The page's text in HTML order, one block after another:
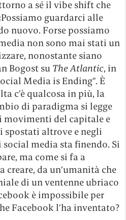
a sé il vibe shift che
guardarci alle
nuovo. Forse possiamo
non sono mai stati un
nonostante siano
Bogost su The Atlantic, in
Media is Ending”. È
c’è qualcosa in più, la
di paradigma si legge
movimenti del capitale e
altrove e negli
media sta finendo. Si
ma come si fa a
creare, da un’umanità che
di un ventenne ubriaco
è impossibile per
Facebook l’ha inventato?